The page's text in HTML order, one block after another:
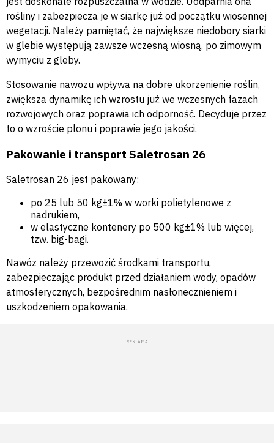
rośliny i zabezpiecza je w siarkę już od początku wiosennej
wegetacji. Należy pamiętać, że największe niedobory siarki
w glebie występują zawsze wczesną wiosną, po zimowym
wymyciu z gleby.
Stosowanie nawozu wpływa na dobre ukorzenienie roślin,
zwiększa dynamikę ich wzrostu już we wczesnych fazach
rozwojowych oraz poprawia ich odporność. Decyduje przez
to o wzroście plonu i poprawie jego jakości.
Pakowanie i transport Saletrosan 26
Saletrosan 26 jest pakowany:
po 25 lub 50 kg±1% w worki polietylenowe z
nadrukiem,
w elastyczne kontenery po 500 kg±1% lub więcej,
tzw. big-bagi.
Nawóz należy przewozić środkami transportu,
zabezpieczając produkt przed działaniem wody, opadów
atmosferycznych, bezpośrednim nasłonecznieniem i
uszkodzeniem opakowania.